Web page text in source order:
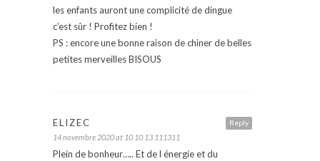
les enfants auront une complicité de dingue
c’est sûr ! Profitez bien !
PS : encore une bonne raison de chiner de belles
petites merveilles BISOUS
Reply
ELIZEC
14 novembre 2020 at 10 10 13 111311
Plein de bonheur….. Et de l énergie et du